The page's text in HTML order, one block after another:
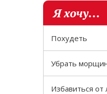
Я хочу...
Похудеть
Убрать
Избавиться